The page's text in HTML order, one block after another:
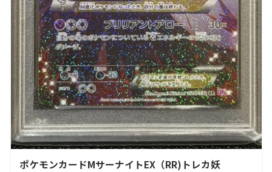
ポケモンカードMサーナイトEX（RR)トレカ妖